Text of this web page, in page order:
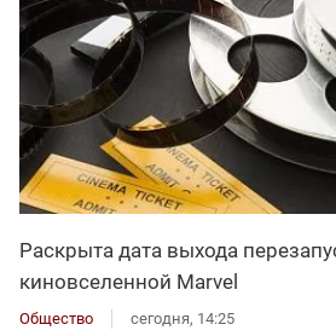
Раскрыта дата выхода
киновселенной Marvel
Общество сегодня, 14:25